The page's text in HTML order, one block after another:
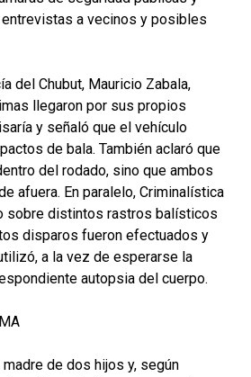
a vecinos y posibles
del Chubut, Mauricio Zabala,
llegaron por sus propios
y señaló que el vehículo
de bala. También aclaró que
del rodado, sino que ambos
afuera. En paralelo, Criminalística
sobre distintos rastros balísticos
disparos fueron efectuados y
a la vez de esperarse la
autopsia del cuerpo.
madre de dos hijos y, según